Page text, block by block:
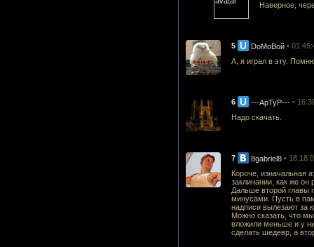
Наверное,
5 DoMoВой •
А, я играл в эту.
6 ---АрТуР--- •
Надо скачать.
7 8gabriel8 •
Короче, изначальная
заклинании, как же он
Дальше второй главы
минусами. Пусть в
надписи вылезают за
Можно сказать, что
вложили меньше и у
сделать шедевр, а